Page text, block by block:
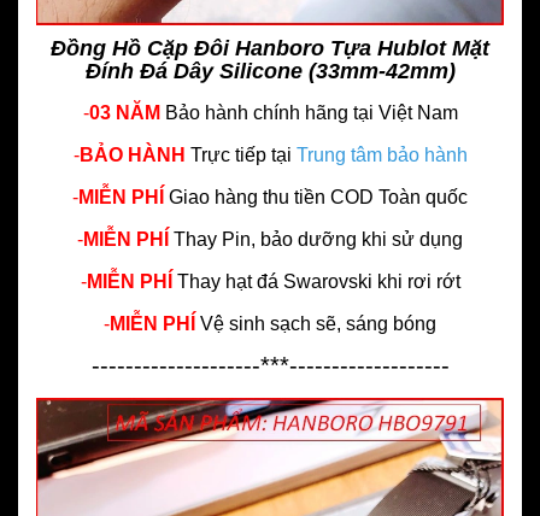
Đồng Hồ Cặp Đôi Hanboro Tựa Hublot Mặt
Đính Đá Dây Silicone (33mm-42mm)
-03 NĂM Bảo hành chính hãng tại Việt Nam
-BẢO HÀNH Trực tiếp tại Trung tâm bảo hành
-MIỄN PHÍ Giao hàng thu tiền COD Toàn quốc
-MIỄN PHÍ Thay Pin, bảo dưỡng khi sử dụng
-MIỄN PHÍ Thay hạt đá Swarovski khi rơi rớt
-MIỄN PHÍ Vệ sinh sạch sẽ, sáng bóng
--------------------***-------------------